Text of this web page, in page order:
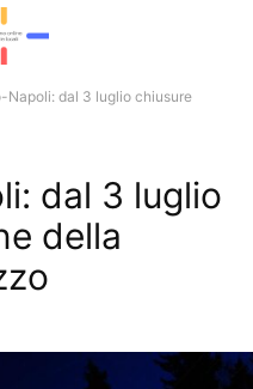
Napoli: dal 3 luglio chiusure
dal 3 luglio
della